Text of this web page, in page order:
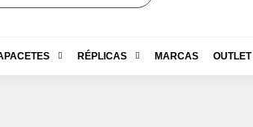
RÉPLICAS MARCAS OUTLET